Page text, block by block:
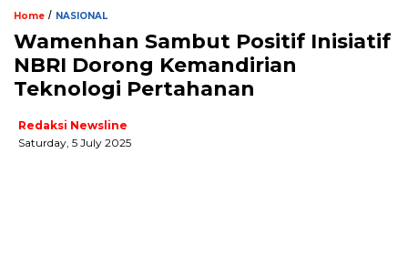
Home / NASIONAL
Wamenhan Sambut Positif Inisiatif
NBRI Dorong Kemandirian
Teknologi Pertahanan
Redaksi Newsline
Saturday, 5 July 2025